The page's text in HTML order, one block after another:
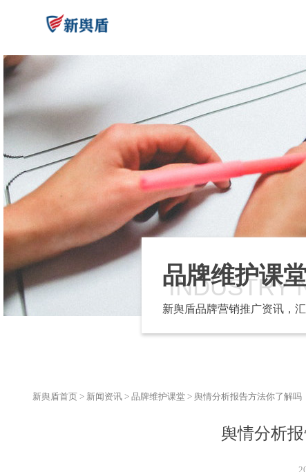
品牌维护课
INDUSTRY
新舆盾品牌营销推广资讯，
新舆盾首页 > 新闻资讯 > 品牌维护课堂 > 舆情分析报告方法你了解吗
舆情分析